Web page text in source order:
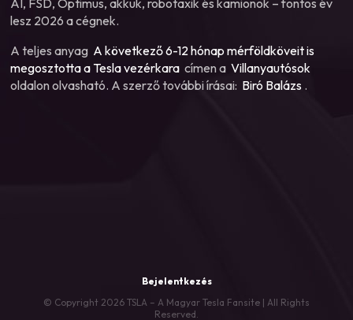
lesz 2026 a cégnek.
A teljes anyag A következő 6-12 hónap mérföldköveit is
megosztotta a Tesla vezérkara címen a Villanyautósok
oldalon olvasható. A szerző további írásai: Biró Balázs .
Bejelentkezés
© Copyright 2026 TSLA – A Magyar Tesla Fansite | All Rights
Reserved.